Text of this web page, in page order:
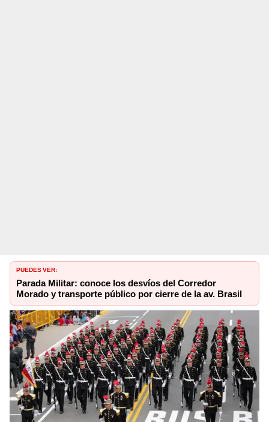
PUEDES VER:
Parada Militar: conoce los desvíos del Corredor
Morado y transporte público por cierre de la av. Brasil